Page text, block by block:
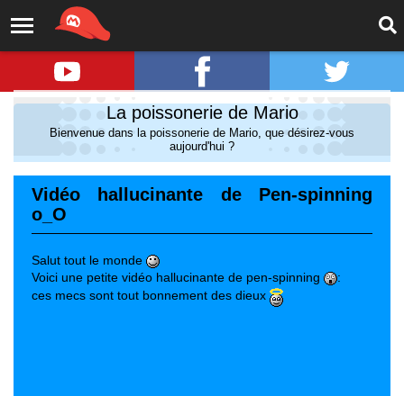
La poissonerie de Mario
Bienvenue dans la poissonerie de Mario, que désirez-vous
aujourd'hui ?
Vidéo hallucinante de Pen-spinning
o_O
Salut tout le monde
Voici une petite vidéo hallucinante de pen-spinning
:
ces mecs sont tout bonnement des dieux